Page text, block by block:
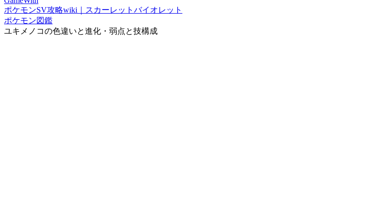
ポケモンSV攻略wiki｜スカーレットバイオレット
ポケモン図鑑
ユキメノコの色違いと進化・弱点と技構成